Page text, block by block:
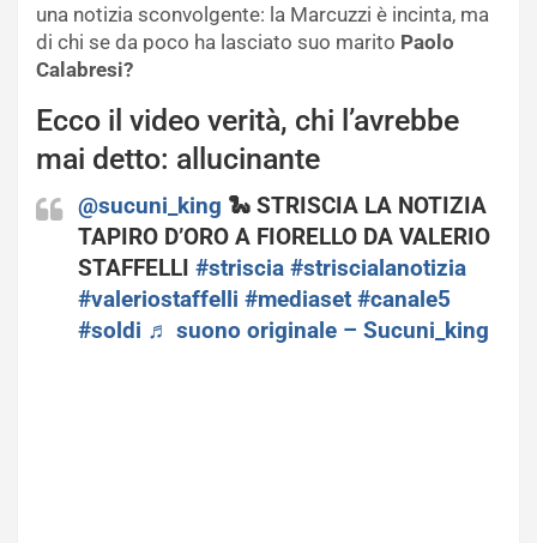
una notizia sconvolgente: la Marcuzzi è incinta, ma
di chi se da poco ha lasciato suo marito Paolo
Calabresi?
Ecco il video verità, chi l’avrebbe
mai detto: allucinante
@sucuni_king 🐍 STRISCIA LA NOTIZIA
TAPIRO D’ORO A FIORELLO DA VALERIO
STAFFELLI #striscia #striscialanotizia
#valeriostaffelli #mediaset #canale5
#soldi ♬ suono originale – Sucuni_king